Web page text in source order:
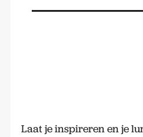
Laat je inspireren en je